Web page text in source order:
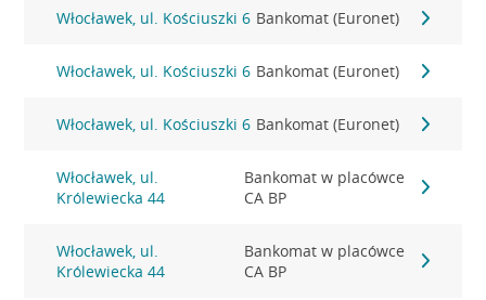
Włocławek, ul. Kościuszki 6 Bankomat (Euronet)
Włocławek, ul. Kościuszki 6 Bankomat (Euronet)
Włocławek, ul. Kościuszki 6 Bankomat (Euronet)
Włocławek, ul.
Królewiecka 44
Bankomat w placówce
CA BP
Włocławek, ul.
Królewiecka 44
Bankomat w placówce
CA BP